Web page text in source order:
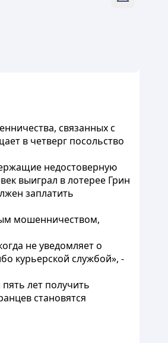
связанных с
в четверг посольство
недостоверную
выиграл в лотерее Грин
заплатить
мошенничеством,
не уведомляет о
курьерской службой», -
лет получить
становятся